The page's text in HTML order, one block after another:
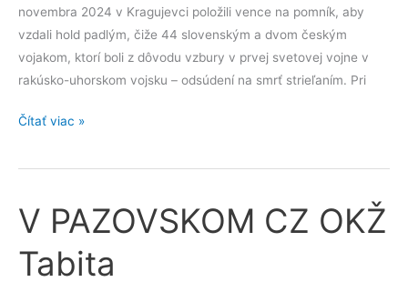
novembra 2024 v Kragujevci položili vence na pomník, aby
vzdali hold padlým, čiže 44 slovenským a dvom českým
vojakom, ktorí boli z dôvodu vzbury v prvej svetovej vojne v
rakúsko-uhorskom vojsku – odsúdení na smrť strieľaním. Pri
Čítať viac »
V PAZOVSKOM CZ OKŽ
Tabita
V
PAZOVSKOM
CZ
OKŽ